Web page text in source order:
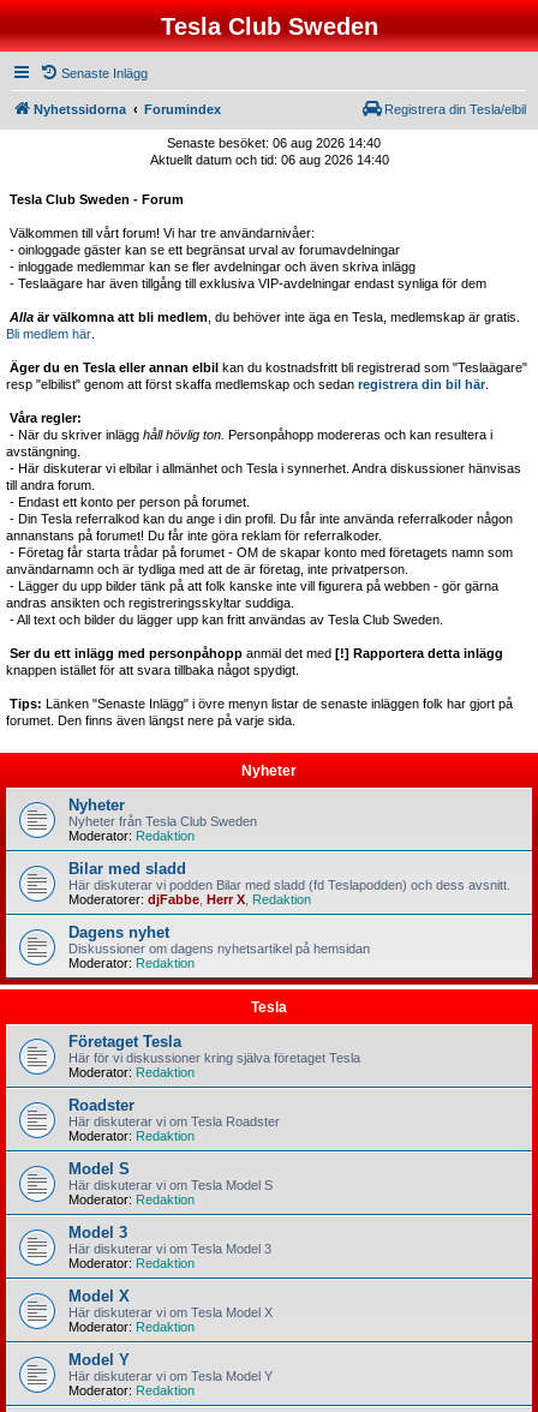
Tesla Club Sweden
Senaste Inlägg
Nyhetssidorna Forumindex Registrera din Tesla/elbil
Senaste besöket: 06 aug 2026 14:40
Aktuellt datum och tid: 06 aug 2026 14:40
Tesla Club Sweden - Forum
Välkommen till vårt forum! Vi har tre användarnivåer:
- oinloggade gäster kan se ett begränsat urval av forumavdelningar
- inloggade medlemmar kan se fler avdelningar och även skriva inlägg
- Teslaägare har även tillgång till exklusiva VIP-avdelningar endast synliga för dem
Alla är välkomna att bli medlem , du behöver inte äga en Tesla, medlemskap är gratis.
Bli medlem här
Äger du en Tesla eller annan elbil kan du kostnadsfritt bli registrerad som "Teslaägare"
resp "elbilist" genom att först skaffa medlemskap och sedan registrera din bil här.
Våra regler:
- När du skriver inlägg håll hövlig ton. Personpåhopp modereras och kan resultera i
avstängning.
- Här diskuterar vi elbilar i allmänhet och Tesla i synnerhet. Andra diskussioner hänvisas
till andra forum.
- Endast ett konto per person på forumet.
- Din Tesla referralkod kan du ange i din profil. Du får inte använda referralkoder någon
annanstans på forumet! Du får inte göra reklam för referralkoder.
- Företag får starta trådar på forumet - OM de skapar konto med företagets namn som
användarnamn och är tydliga med att de är företag, inte privatperson.
- Lägger du upp bilder tänk på att folk kanske inte vill figurera på webben - gör gärna
andras ansikten och registreringsskyltar suddiga.
- All text och bilder du lägger upp kan fritt användas av Tesla Club Sweden.
Ser du ett inlägg med personpåhopp anmäl det med [!] Rapportera detta inlägg
knappen istället för att svara tillbaka något spydigt.
Tips: Länken "Senaste Inlägg" i övre menyn listar de senaste inläggen folk har gjort på
forumet. Den finns även längst nere på varje sida.
Nyheter
Nyheter
Nyheter från Tesla Club Sweden
Moderator: Redaktion
Bilar med sladd
Här diskuterar vi podden Bilar med sladd (fd Teslapodden) och dess avsnitt.
Moderatorer: djFabbe Herr X Redaktion
Dagens nyhet
Diskussioner om dagens nyhetsartikel på hemsidan
Moderator: Redaktion
Tesla
Företaget Tesla
Här för vi diskussioner kring själva företaget Tesla
Moderator: Redaktion
Roadster
Här diskuterar vi om Tesla Roadster
Moderator: Redaktion
Model S
Här diskuterar vi om Tesla Model S
Moderator: Redaktion
Model 3
Här diskuterar vi om Tesla Model 3
Moderator: Redaktion
Model X
Här diskuterar vi om Tesla Model X
Moderator: Redaktion
Model Y
Här diskuterar vi om Tesla Model Y
Moderator: Redaktion